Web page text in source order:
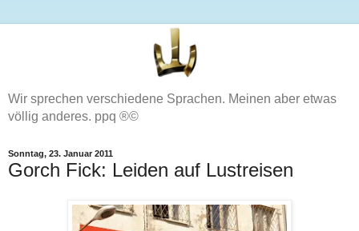
Wir sprechen verschiedene Sprachen. Meinen aber etwas
völlig anderes. ppq ®©
Sonntag, 23. Januar 2011
Gorch Fick: Leiden auf Lustreisen